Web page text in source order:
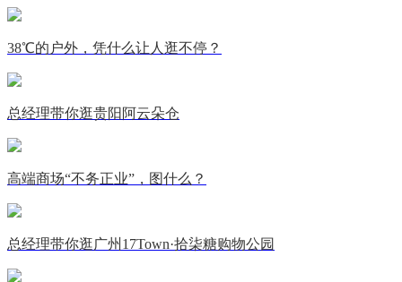
38℃的户外，凭什么让人逛不停？
总经理带你逛贵阳阿云朵仓
高端商场“不务正业”，图什么？
总经理带你逛广州17Town·拾柒糖购物公园